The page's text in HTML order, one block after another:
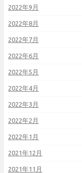
2022年9月
2022年8月
2022年7月
2022年6月
2022年5月
2022年4月
2022年3月
2022年2月
2022年1月
2021年12月
2021年11月